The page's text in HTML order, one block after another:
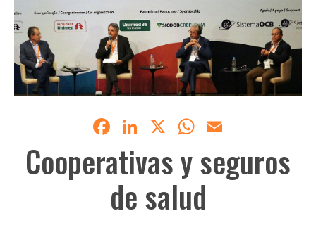
Facebook
LinkedIn
X WhatsApp
Cooperativas y seguros
de salud